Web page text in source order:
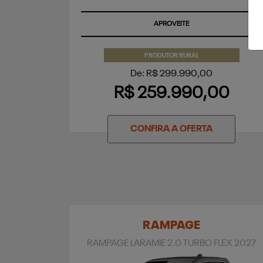
APROVEITE
PRODUTOR RURAL
De: R$ 299.990,00
R$ 259.990,00
CONFIRA A OFERTA
RAMPAGE
RAMPAGE LARAMIE 2.0 TURBO FLEX 2027